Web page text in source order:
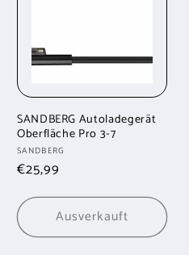
SANDBERG Autoladegerät
Oberfläche Pro 3-7
Anbieter:
SANDBERG
Normaler
€25,99
Ausverkauft